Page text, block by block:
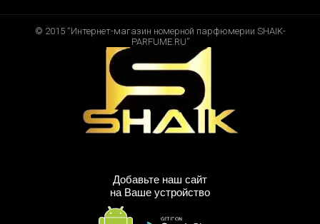
© 2015 “Интернет-магазин номерной парфюмерии SHAIK-
PARFUME.RU”
Добавьте наш сайт
на Ваше устройство